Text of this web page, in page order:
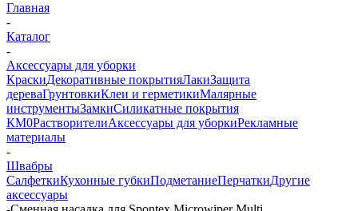
Главная
-
Каталог
-
Аксессуары для уборки
КраскиДекоративные покрытияЛакиЗащита
дереваГрунтовкиКлеи и герметикиМалярные
инструментыЗамкиСиликатные покрытия
КМ0РастворителиАксессуары для уборкиРекламные
материалы
-
Швабры
СалфеткиКухонные губкиПодметаниеПерчаткиДругие
аксессуары